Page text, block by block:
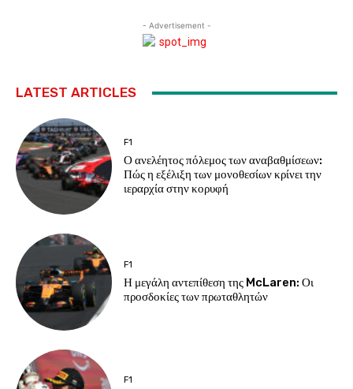
- Advertisement -
LATEST ARTICLES
F1
Ο ανελέητος πόλεμος των αναβαθμίσεων:
Πώς η εξέλιξη των μονοθεσίων κρίνει την
ιεραρχία στην κορυφή
F1
Η μεγάλη αντεπίθεση της McLaren: Οι
προσδοκίες των πρωταθλητών
F1